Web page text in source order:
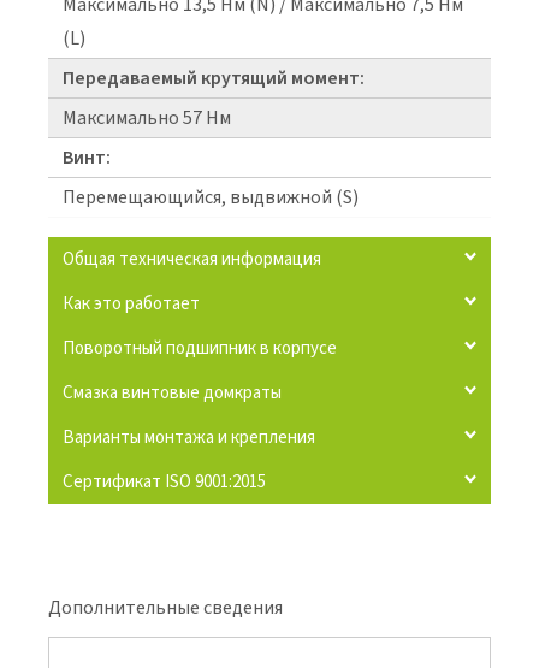
(L)
Передаваемый крутящий момент:
Максимально 57 Нм
Винт:
Перемещающийся, выдвижной (S)
Общая техническая информация
Как это работает
Поворотный подшипник в корпусе
Смазка винтовые домкраты
Варианты монтажа и крепления
Сертификат ISO 9001:2015
Дополнительные сведения